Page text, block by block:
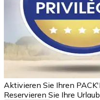
Aktivieren Sie Ihren
Reservieren Sie Ihre